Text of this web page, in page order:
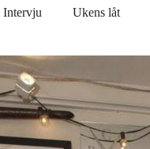
Intervju Ukens låt